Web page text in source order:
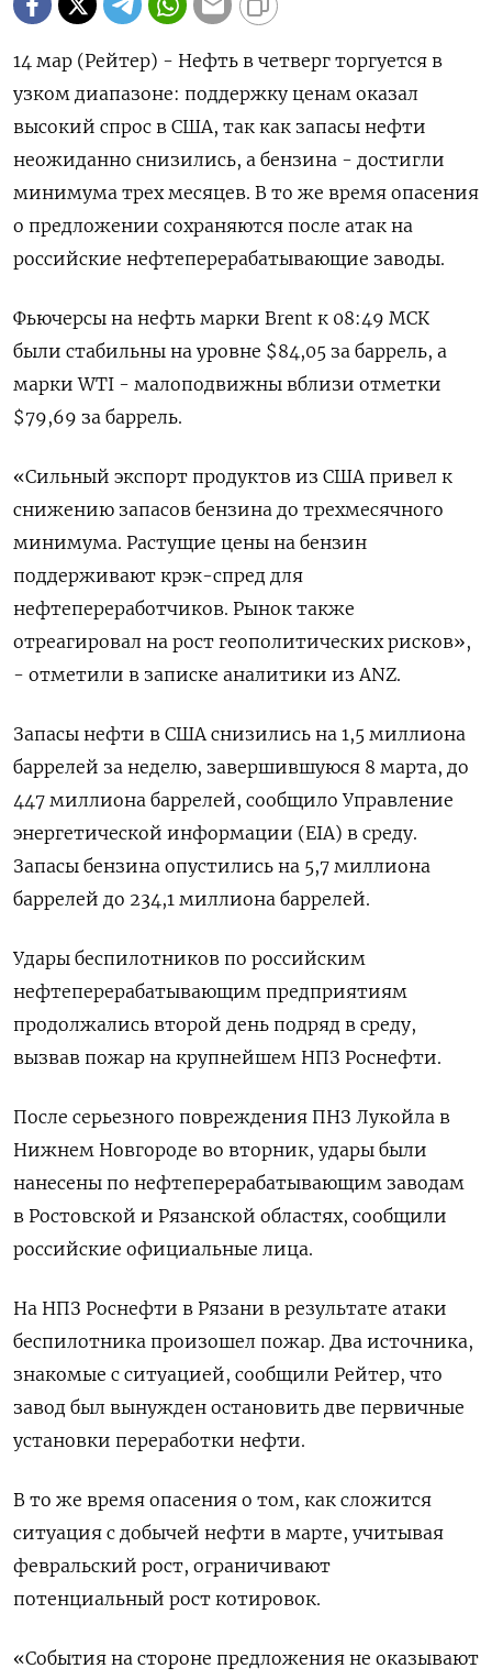
14 мар (Рейтер) - Нефть в четверг торгуется в
узком диапазоне: поддержку ценам оказал
высокий спрос в США, так как запасы нефти
неожиданно снизились, а бензина - достигли
минимума трех месяцев. В то же время опасения
о предложении сохраняются после атак на
российские нефтеперерабатывающие заводы.
Фьючерсы на нефть марки Brent к 08:49 МСК
были стабильны на уровне $84,05 за баррель, а
марки WTI - малоподвижны вблизи отметки
$79,69 за баррель.
«Сильный экспорт продуктов из США привел к
снижению запасов бензина до трехмесячного
минимума. Растущие цены на бензин
поддерживают крэк-спред для
нефтепереработчиков. Рынок также
отреагировал на рост геополитических рисков»,
- отметили в записке аналитики из ANZ.
Запасы нефти в США снизились на 1,5 миллиона
баррелей за неделю, завершившуюся 8 марта, до
447 миллиона баррелей, сообщило Управление
энергетической информации (EIA) в среду.
Запасы бензина опустились на 5,7 миллиона
баррелей до 234,1 миллиона баррелей.
Удары беспилотников по российским
нефтеперерабатывающим предприятиям
продолжались второй день подряд в среду,
вызвав пожар на крупнейшем НПЗ Роснефти.
После серьезного повреждения ПНЗ Лукойла в
Нижнем Новгороде во вторник, удары были
нанесены по нефтеперерабатывающим заводам
в Ростовской и Рязанской областях, сообщили
российские официальные лица.
На НПЗ Роснефти в Рязани в результате атаки
беспилотника произошел пожар. Два источника,
знакомые с ситуацией, сообщили Рейтер, что
завод был вынужден остановить две первичные
установки переработки нефти.
В то же время опасения о том, как сложится
ситуация с добычей нефти в марте, учитывая
февральский рост, ограничивают
потенциальный рост котировок.
«События на стороне предложения не оказывают